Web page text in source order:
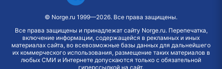
© Norge.ru 1999—2026. Все права защищены.
Все права защищены и принадлежат сайту Norge.ru. Перепечатка,
включение информации, содержащейся в рекламных и иных
материалах сайта, во всевозможные базы данных для дальнейшего
их коммерческого использования, размещение таких материалов в
любых СМИ и Интернете допускаются только с обязательной
гиперссылкой на сайт.